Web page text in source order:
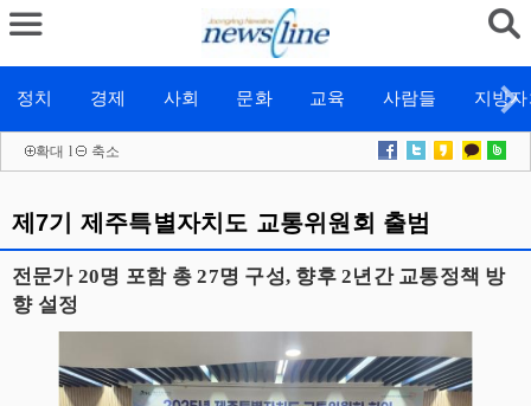
정치 경제 사회 문화 교육 사람들 지방
확대 l 축소
제7기 제주특별자치도 교통위원회 출범
전문가 20명 포함 총 27명 구성, 향후 2년간 교통정책 방
향 설정